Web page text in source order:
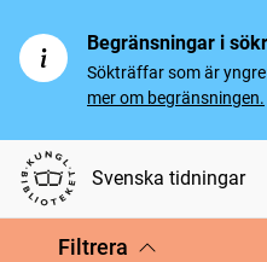
Begränsningar i
Sökträffar som är
mer om begränsningen.
Svenska tidningar
Filtrera